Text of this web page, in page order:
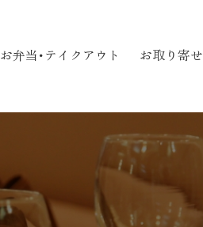
お弁当･テイクアウト お取り寄せ